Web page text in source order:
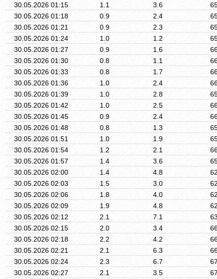
30.05.2026 01:15
1.1 3.6
30.05.2026 01:18
0.9 2.4
30.05.2026 01:21
0.9 2.3
30.05.2026 01:24
1.0 1.2
30.05.2026 01:27
0.9 1.6
30.05.2026 01:30
0.8 1.1
30.05.2026 01:33
0.8 1.7
30.05.2026 01:36
1.0 2.4
30.05.2026 01:39
1.0 2.8
30.05.2026 01:42
1.0 2.5
30.05.2026 01:45
0.9 2.4
30.05.2026 01:48
0.8 1.3
30.05.2026 01:51
1.0 1.9
30.05.2026 01:54
1.2 2.1
30.05.2026 01:57
1.4 3.6
30.05.2026 02:00
1.4 4.8
30.05.2026 02:03
1.5 3.0
30.05.2026 02:06
1.8 4.0
30.05.2026 02:09
1.9 4.8
30.05.2026 02:12
2.1 7.1
30.05.2026 02:15
2.0 3.4
30.05.2026 02:18
2.2 4.2
30.05.2026 02:21
2.1 6.3
30.05.2026 02:24
2.3 6.7
30.05.2026 02:27
2.1 3.5